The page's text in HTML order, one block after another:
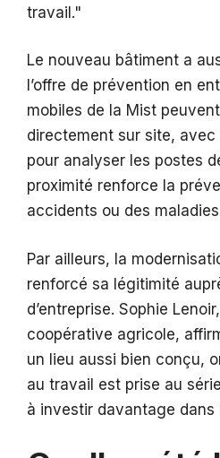
travail.
Le nouveau bâtiment a
l’offre de prévention en
mobiles de la Mist
directement sur site,
pour analyser les postes
proximité renforce la
accidents ou des
Par ailleurs, la
renforcé sa légitimité
d’entreprise. Sophie
coopérative agricole,
un lieu aussi bien conçu,
au travail est prise au
à investir davantage dans